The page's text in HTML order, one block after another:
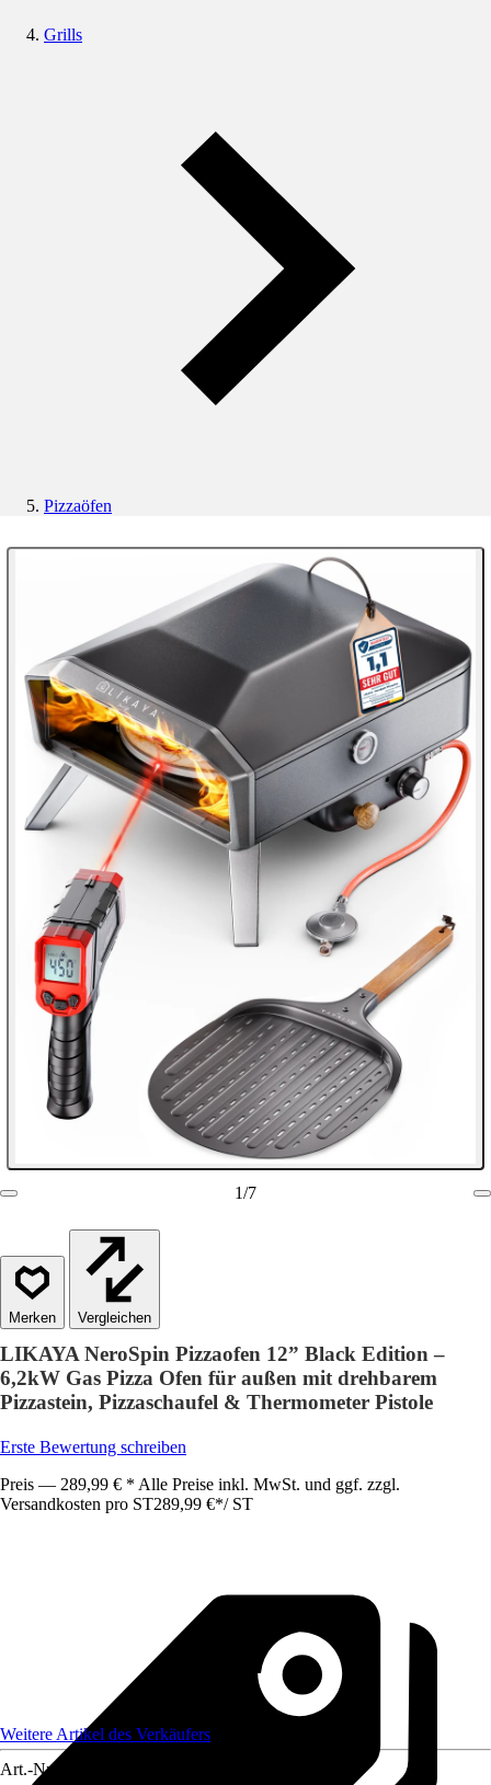
Grills
Pizzaöfen
1/7
Vergleichen
LIKAYA NeroSpin Pizzaofen 12” Black Edition –
6,2kW Gas Pizza Ofen für außen mit drehbarem
Pizzastein, Pizzaschaufel & Thermometer Pistole
Erste Bewertung schreiben
Preis — 289,99 € * Alle Preise inkl. MwSt. und ggf. zzgl.
Versandkosten pro ST289,99 €*/ ST
Weitere Artikel des Verkäufers
Art.-Nr.